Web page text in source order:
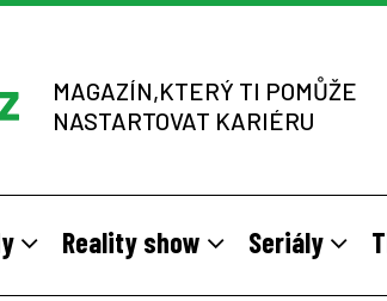
MAGAZÍN,KTERÝ TI POMŮŽE
NASTARTOVAT KARIÉRU
Reality show Seriály